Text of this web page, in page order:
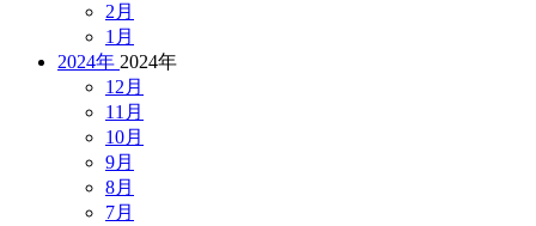
2月
1月
2024年 2024年
12月
11月
10月
9月
8月
7月